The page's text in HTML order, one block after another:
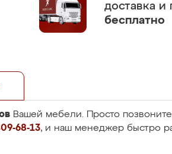
доставка и
бесплатно
Вашей мебели. Просто
68-13, и наш менеджер быстро